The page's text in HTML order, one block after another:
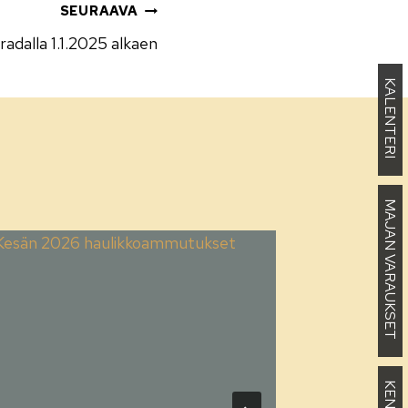
KALENTERI
MAJAN VARAUKSET
SEURAAVA
1.1.2025 alkaen